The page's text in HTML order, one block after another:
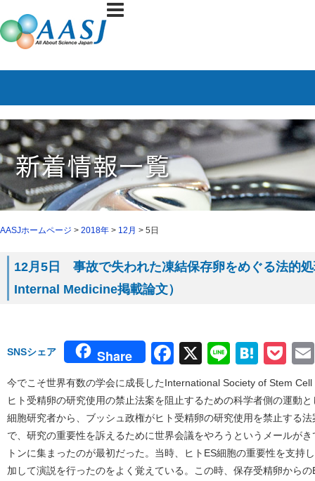
AASJホームページ > 2018年 > 12月 > 5日
12月5日 事故で失われた凍結保存卵をめぐる法的
Internal Medicine掲載論文）
SNSシェア Share Facebook
X Line
今でこそ世界有数の学会に成長したInternational Society of Stem
ヒト受精卵の研究使用の禁止法案を阻止するための科学者側の運動
細胞研究者から、ブッシュ政権がヒト受精卵の研究使用を禁止する
で、研究の重要性を訴えるために世界会議をやろうというメールが
トンに集まったのが最初だった。当時、ヒトES細胞の重要性を支持
加して演説を行ったのをよく覚えている。この時、保存受精卵から